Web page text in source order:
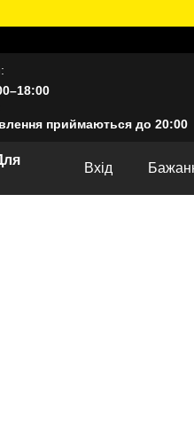
приймаються до 20:00
Вхід